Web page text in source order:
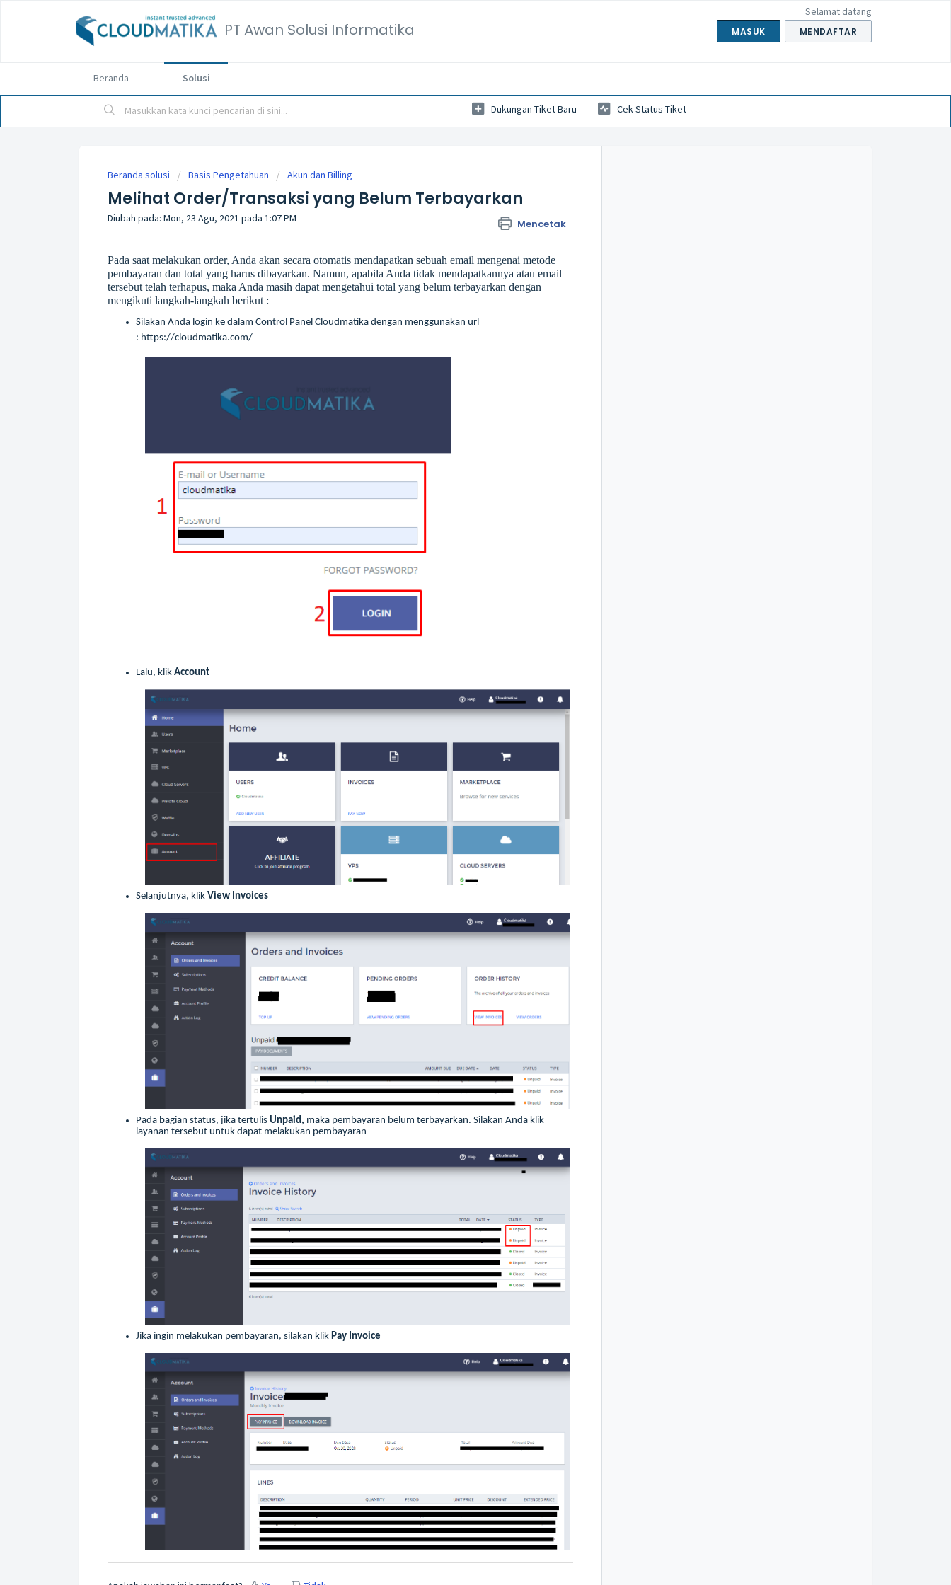
PT Awan Solusi Informatika
Selamat datang
MASUK MENDAFTAR
Beranda Solusi
Dukungan Tiket Baru Cek Status Tiket
Beranda solusi Basis Pengetahuan Akun dan Billing
Melihat Order/Transaksi yang Belum Terbayarkan
Mencetak
Diubah pada: Mon, 23 Agu, 2021 pada 1:07 PM
Pada saat melakukan order, Anda akan secara otomatis mendapatkan sebuah email mengenai metode
pembayaran dan total yang harus dibayarkan. Namun, apabila Anda tidak mendapatkannya atau email
tersebut telah terhapus, maka Anda masih dapat mengetahui total yang belum terbayarkan dengan
mengikuti langkah-langkah berikut :
Silakan Anda login ke dalam Control Panel Cloudmatika dengan menggunakan url
: https://cloudmatika.com/
Lalu, klik Account
Selanjutnya, klik View Invoices
Pada bagian status, jika tertulis Unpaid, maka pembayaran belum terbayarkan. Silakan Anda klik
layanan tersebut untuk dapat melakukan pembayaran
Jika ingin melakukan pembayaran, silakan klik Pay Invoice